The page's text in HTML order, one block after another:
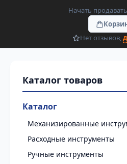
Начать
Нет отзывов,
Каталог
Механизированные
Расходные инструменты
Ручные инструменты